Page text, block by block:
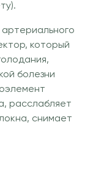
артериального
который
болезни
расслабляет
снимает